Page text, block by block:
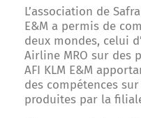
L’association de
E&M a permis de
deux mondes, celui
Airline MRO sur des
AFI KLM E&M
des compétences
produites par la